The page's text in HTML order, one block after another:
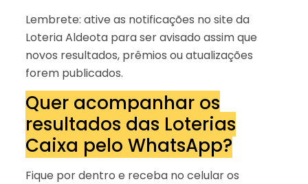
Lembrete: ative as notificações no site da
Loteria Aldeota para ser avisado assim que
novos resultados, prêmios ou atualizações
forem publicados.
Quer acompanhar os
resultados das Loterias
Caixa pelo WhatsApp?
Fique por dentro e receba no celular os